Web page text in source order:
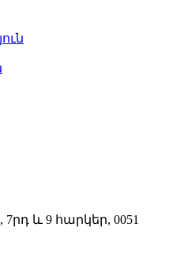
և 9 հարկեր, 0051